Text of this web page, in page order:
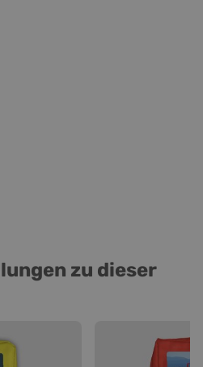
zu dieser